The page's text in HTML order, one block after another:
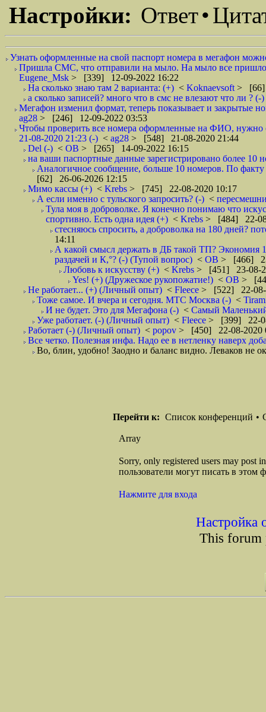
Настройки: Ответ•
Узнать оформленные на свой паспорт номера в мегафон
Пришла СМС, что отправили на мыло. На мыло все
Eugene_Msk > [339] 12-09-2022 16:22
На сколько знаю там 2 варианта: (+) < Koknaevsoft > [66]
а сколько записей? много что в смс не влезают что ли ? (-)
Мегафон изменил формат, теперь показывает и закрытые
ag28 > [246] 12-09-2022 03:53
Чтобы проверить все номера оформленные на ФИО,
21-08-2020 21:23 (-) < ag28 > [548] 21-08-2020 21:44
Del (-) < ОВ > [265] 14-09-2022 16:15
на ваши паспортные данные зарегистрировано более 10
Аналогичное сообщение, больше 10 номеров. По факту
[62] 26-06-2026 12:15
Мимо кассы (+) < Krebs > [745] 22-08-2020 10:17
А если именно с тульского запросить? (-) <
Тула моя в доброволке. Я конечно понимаю что
спортивно. Есть одна идея (+) < Krebs > [484] 22-
стесняюсь спросить, а доброволка на 180 дней?
14:11
А какой смысл держать в ДБ такой ТП? Экономия
раздачей и К,°? (-) (Тупой вопрос) < ОВ > [466]
Любовь к искусству (+) < Krebs > [451] 23-08-
Yes! (+) (Дружеское рукопожатие!) < ОВ >
Не работает... (+) (Личный опыт) < Fleece > [522] 22-08-
Тоже самое. И вчера и сегодня. МТС Москва (-) <
И не будет. Это для Мегафона (-) < Самый
Уже работает. (-) (Личный опыт) < Fleece > [399] 22-
Работает (-) (Личный опыт) < popov > [450] 22-08-2020
Все четко. Полезная инфа. Надо ее в нетленку наверх
Во, блин, удобно! Заодно и баланс видно. Леваков не
Перейти к: Список конференций •
Array
Sorry, only registered users may post
пользователи могут писать в этом
Нажмите для входа
Настройка
This